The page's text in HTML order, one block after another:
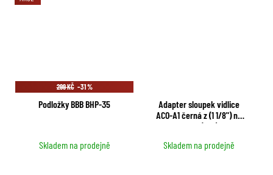
299 KČ –31 %
Podložky BBB BHP-35
Skladem na prodejně
Adapter sloupek vidlice
ACO-A1 černá z (1 1/8") na
Taper (1,5")
Skladem na prodejně